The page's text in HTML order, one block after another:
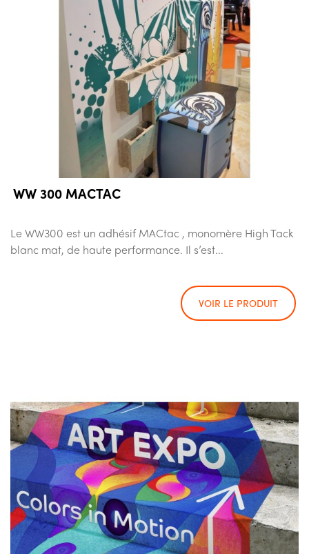
WW 300 MACTAC
Le WW300 est un adhésif MACtac , monomère High Tack
blanc mat, de haute performance. Il s’est...
VOIR LE PRODUIT